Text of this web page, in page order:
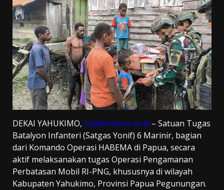
DEKAI YAHUKIMO, Lidikkrimsus.co.id – Satuan Tugas
Batalyon Infanteri (Satgas Yonif) 6 Marinir, bagian
dari Komando Operasi HABEMA di Papua, secara
aktif melaksanakan tugas Operasi Pengamanan
Perbatasan Mobil RI-PNG, khususnya di wilayah
Kabupaten Yahukimo, Provinsi Papua Pegunungan.